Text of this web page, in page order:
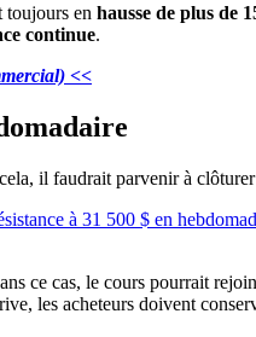
toujours en hausse de plus de
continue.
<<
il faudrait parvenir à clôturer
ce cas, le cours pourrait
les acheteurs doivent